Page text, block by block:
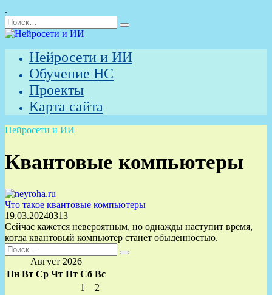
.
Перейти
к
содержанию
Search
for:
Нейросети и ИИ
Обучение НС
Проекты
Карта сайта
Нейросети и ИИ
Квантовые компьютеры
Что такое квантовые компьютеры
19.03.20240313
Сейчас кажется невероятным, но однажды наступит время,
когда квантовый компьютер станет обыденностью.
Search
for:
Август 2026
Пн Вт Ср Чт Пт Сб Вс
1
2